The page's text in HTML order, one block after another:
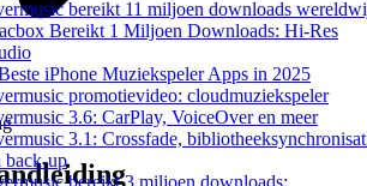
bereikt 11 miljoen downloads
Bereikt 1 Miljoen Downloads: Hi-Res
iPhone Muziekspeler Apps in 2025
promotievideo: cloudmuziekspeler
3.6: CarPlay, VoiceOver en meer
3.1: Crossfade,
back-up
bereikt 3 miljoen downloads: